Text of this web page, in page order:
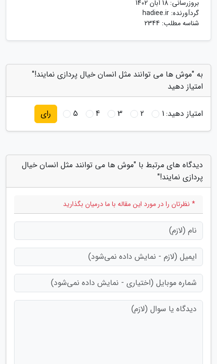
بروزرسانی: 18 آبان 1402
گردآورنده: hadiee.ir
شناسه مطلب: 2344
به "موش ها می توانند مثل انسان خیال پردازی نمایند!"
امتیاز دهید
امتیاز دهید:1
2
3
4
5 رای
دیدگاه های مرتبط با "موش ها می توانند مثل انسان خیال
پردازی نمایند!"
* نظرتان را در مورد این مقاله با ما درمیان بگذارید